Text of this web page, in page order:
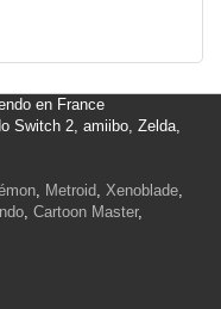
en France
Switch 2, amiibo, Zelda,
, Metroid, Xenoblade,
, Cartoon Master,